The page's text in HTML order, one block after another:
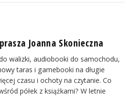
Joanna Skonieczna
walizki, audiobooki do samochodu,
taras i gamebooki na długie
czasu i ochoty na czytanie. Co
półek z książkami? W letnie